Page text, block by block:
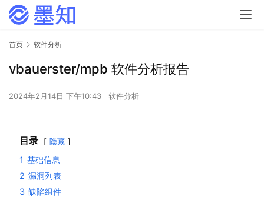
首页 软件分析
vbauerster/mpb 软件分析报告
2024年2月14日 下午10:43 软件分析
目录 隐藏
1 基础信息
2 漏洞列表
3 缺陷组件